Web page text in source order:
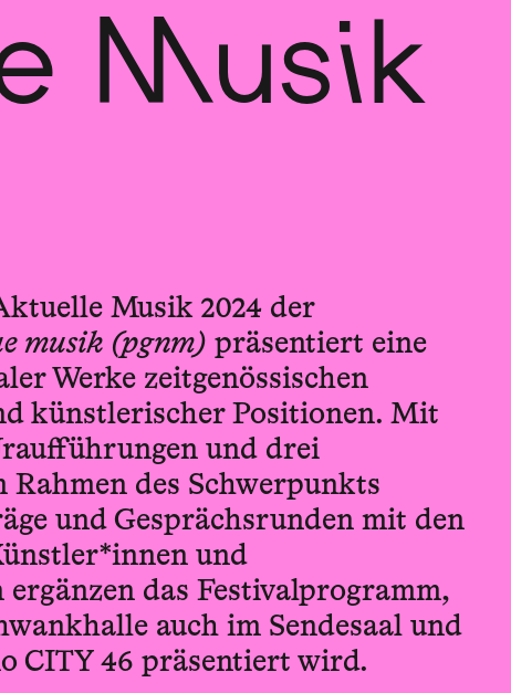
Musik
Musik 2024 der
musik (pgnm) präsentiert eine
Werke zeit­genössischen
künstlerischer Positionen. Mit
und drei
des Schwerpunkts
und Gesprächs­runden mit den
und
das Festival­programm,
auch im Sendesaal und
CITY 46 präsentiert wird.